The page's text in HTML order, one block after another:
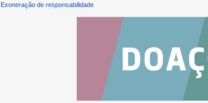
Exoneração de responsabilidade